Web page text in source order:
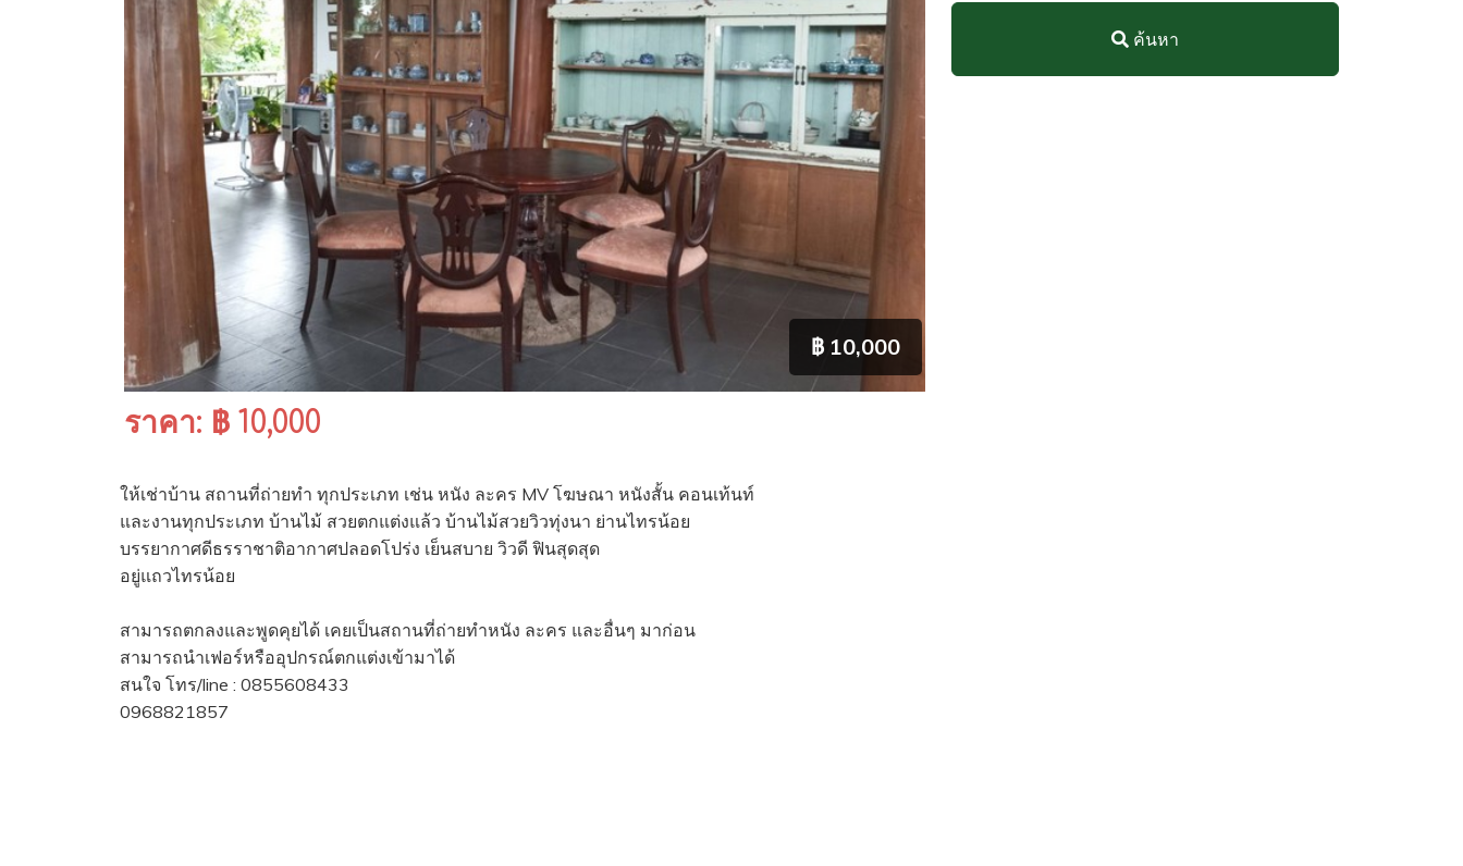
ค้นหา
฿ 10,000
ราคา: ฿ 10,000
ให้เช่าบ้าน สถานที่ถ่ายทำ ทุกประเภท เช่น หนัง ละคร MV โฆษณา หนังสั้น คอนเท้นท์
และงานทุกประเภท บ้านไม้ สวยตกแต่งแล้ว บ้านไม้สวยวิวทุ่งนา ย่านไทรน้อย
บรรยากาศดีธรราชาติอากาศปลอดโปร่ง เย็นสบาย วิวดี ฟินสุดสุด
อยู่แถวไทรน้อย
สามารถตกลงและพูดคุยได้ เคยเป็นสถานที่ถ่ายทำหนัง ละคร และอื่นๆ มาก่อน
สามารถนำเฟอร์หรืออุปกรณ์ตกแต่งเข้ามาได้
สนใจ โทร/line : 0855608433
0968821857